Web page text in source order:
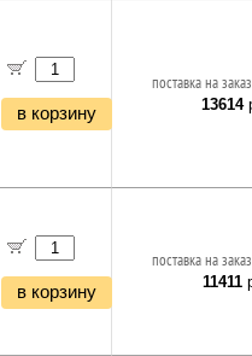
в корзину
поставка на
13614
в корзину
поставка на
11411